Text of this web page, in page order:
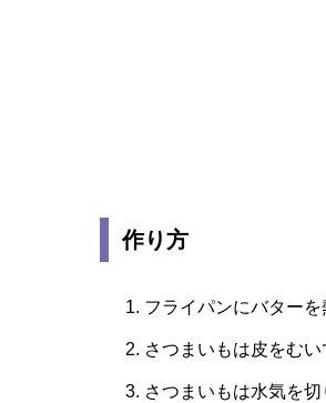
作り方
フライパンにバターを
さつまいもは皮をむ
さつまいもは水気を切